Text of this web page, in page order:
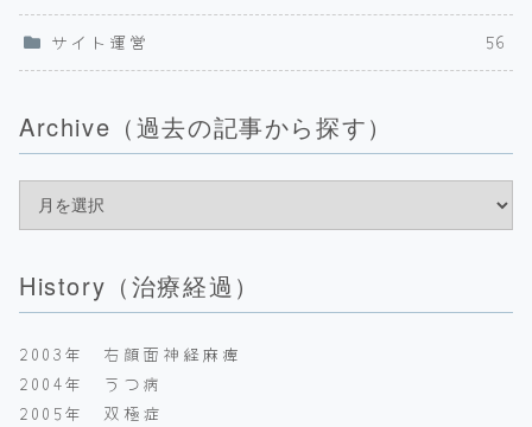
サイト運営 56
Archive（過去の記事から探す）
History（治療経過）
2003年 右顔面神経麻痺
2004年 うつ病
2005年 双極症